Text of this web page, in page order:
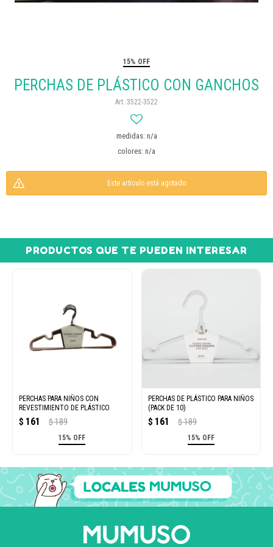
15% OFF
PERCHAS DE PLÁSTICO CON GANCHOS
3522-3522
medidas: n/a
colores: n/a
Este artículo está agotado.
PRODUCTOS QUE TE PUEDEN INTERESAR
PERCHAS PARA NIÑOS CON
REVESTIMIENTO DE PLÁSTICO
$ 161 $ 189
15% OFF
PERCHAS DE PLÁSTICO PARA NIÑOS
(PACK DE 10)
$ 161 $ 189
15% OFF